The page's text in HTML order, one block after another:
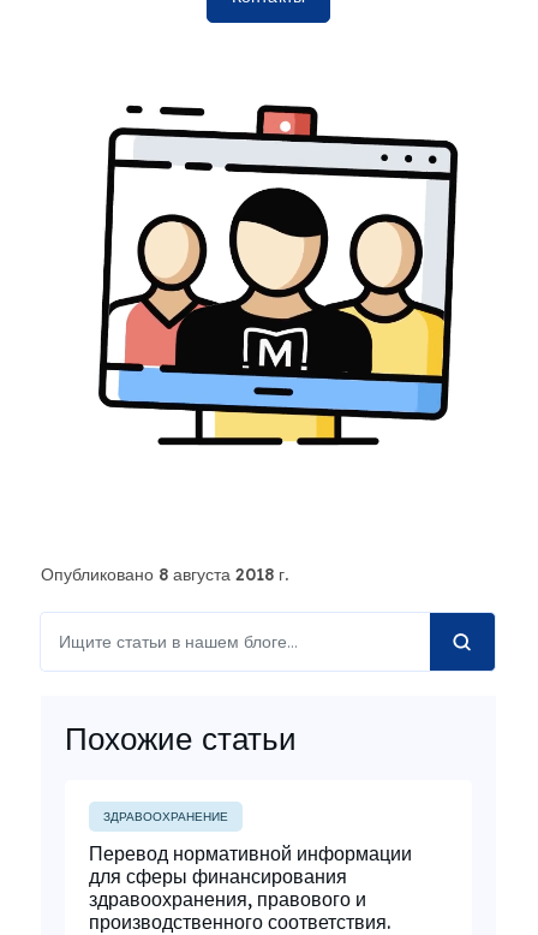
Опубликовано 8 августа 2018 г.
Похожие статьи
ЗДРАВООХРАНЕНИЕ
Перевод нормативной информации
для сферы финансирования
здравоохранения, правового и
производственного соответствия.